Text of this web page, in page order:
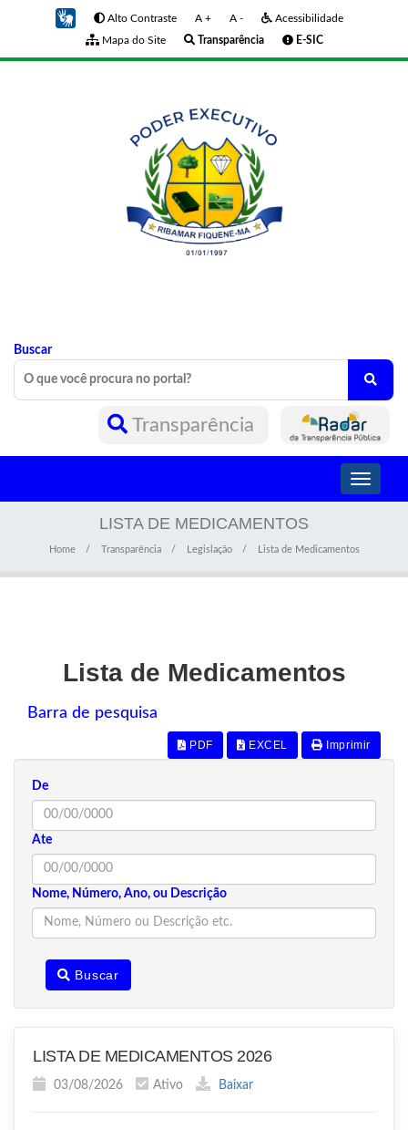
Alto Contraste A + A -
Acessibilidade
Mapa do Site
Transparência E-SIC
Buscar
Transparência
Toggle
LISTA DE MEDICAMENTOS
Home Transparência Legislação Lista de Medicamentos
Lista de Medicamentos
Barra de pesquisa
PDF EXCEL Imprimir
De
Ate
Nome, Número, Ano, ou Descrição
Buscar
LISTA DE MEDICAMENTOS 2026
03/08/2026 Ativo Baixar